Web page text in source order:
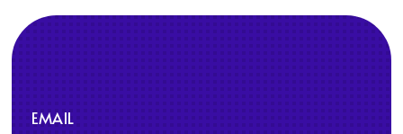
EMAIL